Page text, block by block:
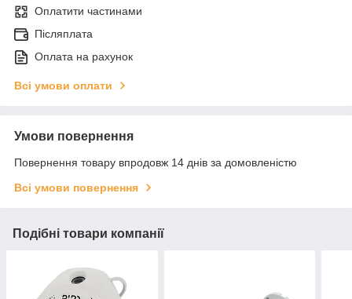
Оплатити частинами
Післяплата
Оплата на рахунок
Всі умови оплати
Умови повернення
Повернення товару впродовж 14 днів за домовленістю
Всі умови повернення
Подібні товари компанії